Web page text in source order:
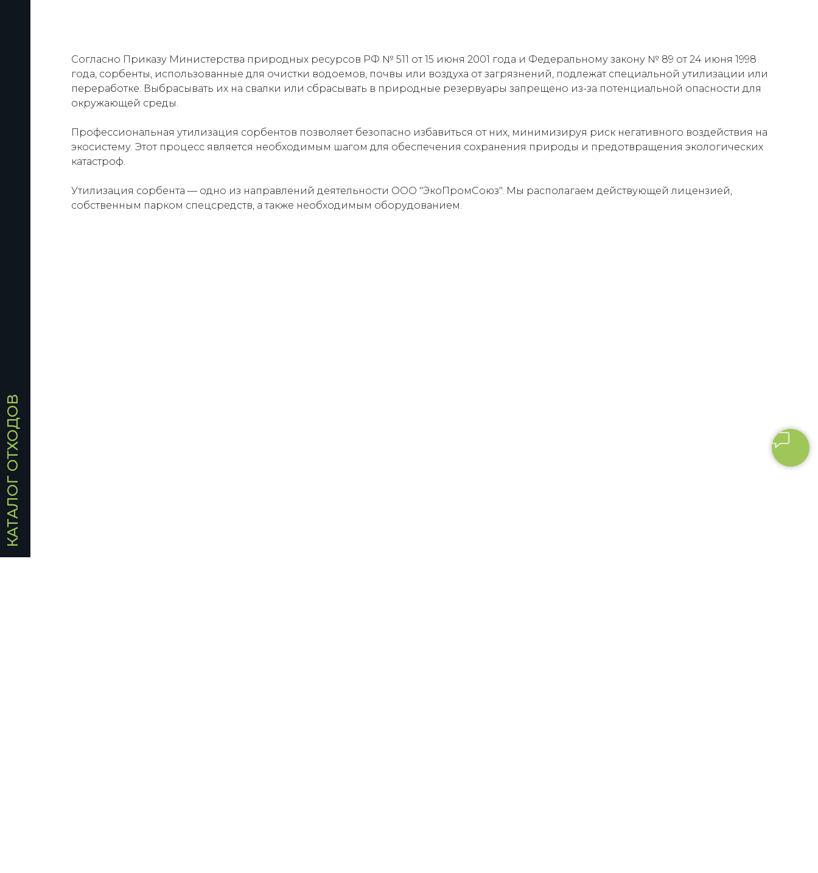
КАТАЛОГ ОТХОДОВ
Согласно Приказу Министерства природных ресурсов РФ № 511 от 15 июня 2001 года и Федеральному закону № 89 от 24 июня 1998
года, сорбенты, использованные для очистки водоемов, почвы или воздуха от загрязнений, подлежат специальной утилизации или
переработке. Выбрасывать их на свалки или сбрасывать в природные резервуары запрещено из-за потенциальной опасности для
окружающей среды.
Профессиональная утилизация сорбентов позволяет безопасно избавиться от них, минимизируя риск негативного воздействия на
экосистему. Этот процесс является необходимым шагом для обеспечения сохранения природы и предотвращения экологических
катастроф.
Утилизация сорбента — одно из направлений деятельности ООО "ЭкоПромСоюз". Мы располагаем действующей лицензией,
собственным парком спецсредств, а также необходимым оборудованием.